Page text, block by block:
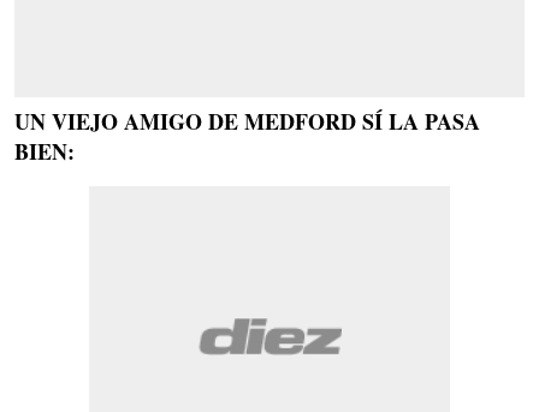
UN VIEJO AMIGO DE MEDFORD SÍ LA PASA
BIEN: